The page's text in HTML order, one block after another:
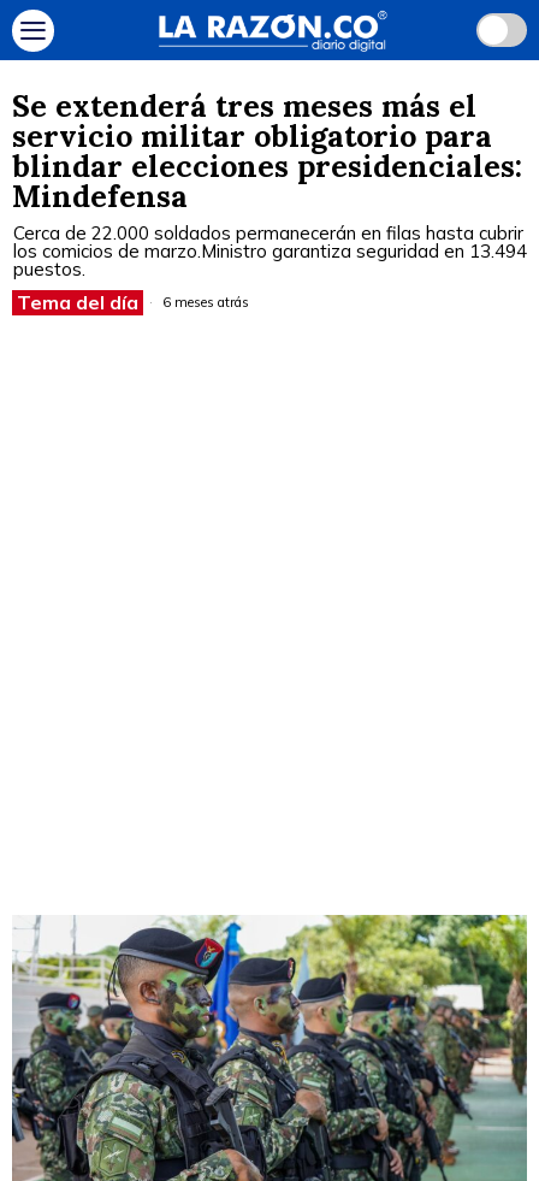
Se extenderá tres meses más el
servicio militar obligatorio para
blindar elecciones presidenciales:
Mindefensa
Cerca de 22.000 soldados permanecerán en filas hasta cubrir
los comicios de marzo.Ministro garantiza seguridad en 13.494
puestos.
Tema del día 6 meses atrás